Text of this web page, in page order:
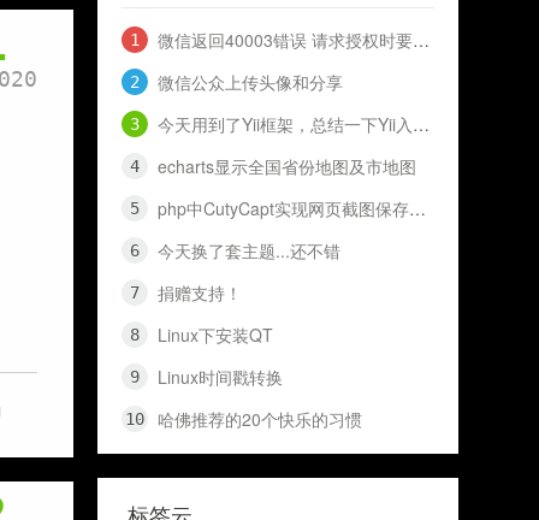
微信返回40003错误 请求授权时要到openid 和 access_token
微信公众上传头像和分享
今天用到了Yii框架，总结一下Yii入门知识，十分钟入门Yii
echarts显示全国省份地图及市地图
php中CutyCapt实现网页截图保存代码（网页快照）
今天换了套主题...还不错
捐赠支持！
Linux下安装QT
Linux时间戳转换
哈佛推荐的20个快乐的习惯